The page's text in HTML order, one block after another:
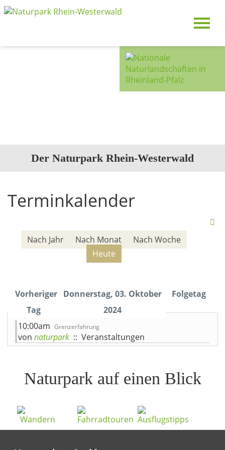
Der Naturpark Rhein-Westerwald
Terminkalender
Nach Jahr Nach Monat
Nach Woche
Heute
Vorheriger
Tag
Donnerstag, 03. Oktober
2024
Folgetag
10:00am Grenzerfahrung
von naturpark :: Veranstaltungen
Naturpark auf einen Blick
Wandern Fahrradtouren Ausflugstipps